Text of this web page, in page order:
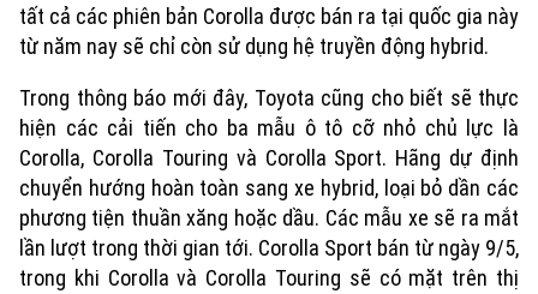
tất cả các phiên bản Corolla được bán ra tại quốc gia này
từ năm nay sẽ chỉ còn sử dụng hệ truyền động hybrid.
Trong thông báo mới đây, Toyota cũng cho biết sẽ thực
hiện các cải tiến cho ba mẫu ô tô cỡ nhỏ chủ lực là
Corolla, Corolla Touring và Corolla Sport. Hãng dự định
chuyển hướng hoàn toàn sang xe hybrid, loại bỏ dần các
phương tiện thuần xăng hoặc dầu. Các mẫu xe sẽ ra mắt
lần lượt trong thời gian tới. Corolla Sport bán từ ngày 9/5,
trong khi Corolla và Corolla Touring sẽ có mặt trên thị